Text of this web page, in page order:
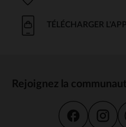
TÉLÉCHARGER
Rejoignez la